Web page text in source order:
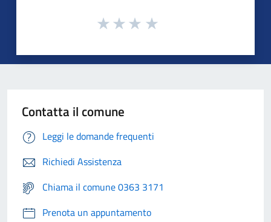
Contatta il comune
Leggi le domande frequenti
Richiedi Assistenza
Chiama il comune 0363 3171
Prenota un appuntamento